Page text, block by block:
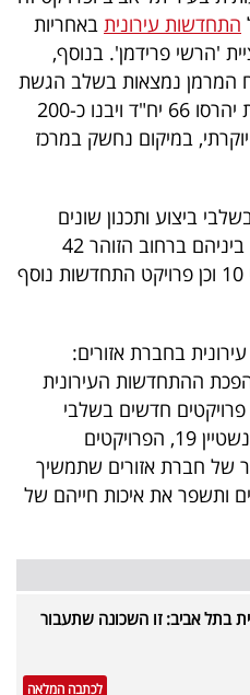
התחדשות עירונית באחריות
'הרשי פרידמן'. בנוסף,
המרמן נמצאות בשלב הגשת
היתר ברחוב דפנה, בו החברות יהרסו 66 יח"ד ויבנו כ-200
במיקום נחשק במרכז
ביצוע ותכנון שונים
בתחום ההתחדשות העירונית, ביניהם ברחוב הזוהר 42
שבשכונת בבלי וברחוב מלאכי 10 וכן פרויקט התחדשות נוסף
בחברת אזורים:
ההתחדשות העירונית
חדשים בשלבי
ביצוע ותכנון שונים, רמז 8 ואיינשטיין 19, הפרויקטים
של חברת אזורים שתמשיך
ותשפר את איכות חייהם של
בתל אביב: זו השכונה שתעבור
לכתבה המלאה